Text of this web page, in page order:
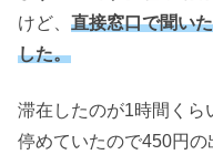
けど、 直接窓口で聞い
した。
滞在したのが1時間くら
停めていたので450円の